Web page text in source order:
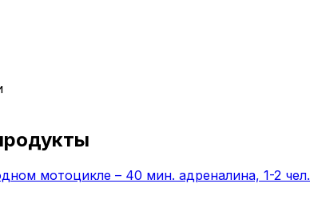
мотоцикле – 40 мин. адреналина, 1-2 чел.